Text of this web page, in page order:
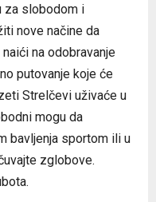
za slobodom i
nove načine da
na odobravanje
putovanje koje će
Strelčevi uživaće u
mogu da
bavljenja sportom ili u
zglobove.